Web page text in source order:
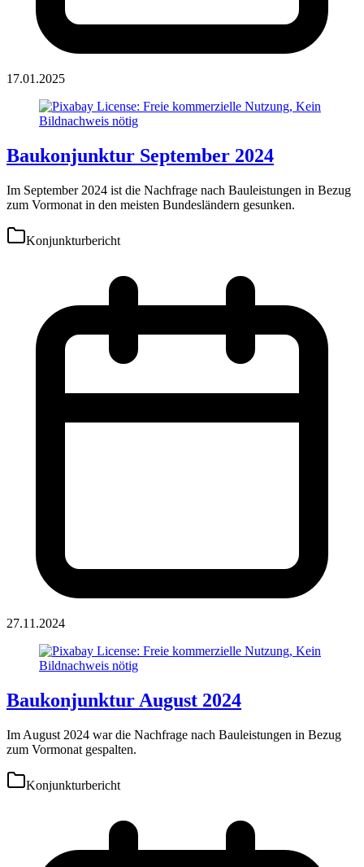
17.01.2025
Baukonjunktur September 2024
Im September 2024 ist die Nachfrage nach Bauleistungen in Bezug
zum Vormonat in den meisten Bundesländern gesunken.
Konjunkturbericht
27.11.2024
Baukonjunktur August 2024
Im August 2024 war die Nachfrage nach Bauleistungen in Bezug
zum Vormonat gespalten.
Konjunkturbericht